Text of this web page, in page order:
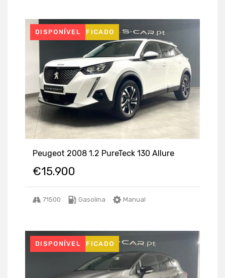
USADO CERTIFICADO
DISPONÍVEL
Peugeot 2008 1.2 PureTeck 130 Allure
€15.900
71500 Gasolina Manual
USADO CERTIFICADO
DISPONÍVEL